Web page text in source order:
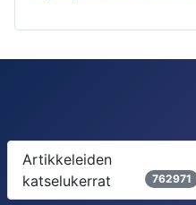
Artikkeleiden
katselukerrat
762971